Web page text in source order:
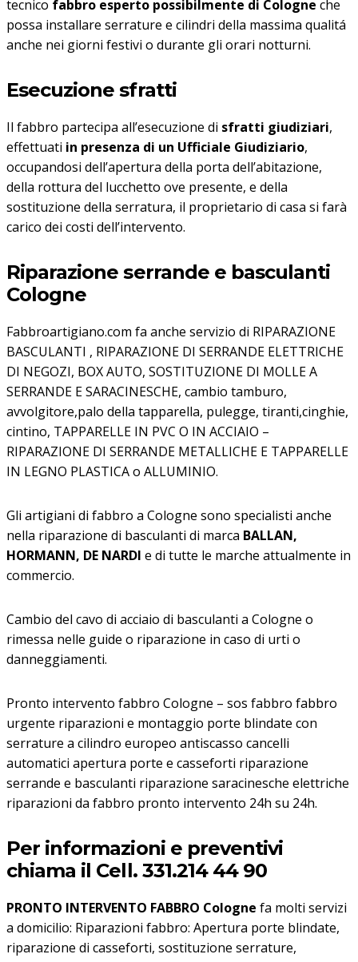
tecnico fabbro esperto possibilmente di Cologne che
possa installare serrature e cilindri della massima qualitá
anche nei giorni festivi o durante gli orari notturni.
Esecuzione sfratti
Il fabbro partecipa all’esecuzione di sfratti giudiziari,
effettuati in presenza di un Ufficiale Giudiziario,
occupandosi dell’apertura della porta dell’abitazione,
della rottura del lucchetto ove presente, e della
sostituzione della serratura, il proprietario di casa si farà
carico dei costi dell’intervento.
Riparazione serrande e basculanti
Cologne
Fabbroartigiano.com fa anche servizio di RIPARAZIONE
BASCULANTI , RIPARAZIONE DI SERRANDE ELETTRICHE
DI NEGOZI, BOX AUTO, SOSTITUZIONE DI MOLLE A
SERRANDE E SARACINESCHE, cambio tamburo,
avvolgitore,palo della tapparella, pulegge, tiranti,cinghie,
cintino, TAPPARELLE IN PVC O IN ACCIAIO –
RIPARAZIONE DI SERRANDE METALLICHE E TAPPARELLE
IN LEGNO PLASTICA o ALLUMINIO.
Gli artigiani di fabbro a Cologne sono specialisti anche
nella riparazione di basculanti di marca BALLAN,
HORMANN, DE NARDI e di tutte le marche attualmente in
commercio.
Cambio del cavo di acciaio di basculanti a Cologne o
rimessa nelle guide o riparazione in caso di urti o
danneggiamenti.
Pronto intervento fabbro Cologne – sos fabbro fabbro
urgente riparazioni e montaggio porte blindate con
serrature a cilindro europeo antiscasso cancelli
automatici apertura porte e casseforti riparazione
serrande e basculanti riparazione saracinesche elettriche
riparazioni da fabbro pronto intervento 24h su 24h.
Per informazioni e preventivi
chiama il Cell. 331.214 44 90
PRONTO INTERVENTO FABBRO Cologne fa molti servizi
a domicilio: Riparazioni fabbro: Apertura porte blindate,
riparazione di casseforti, sostituzione serrature,